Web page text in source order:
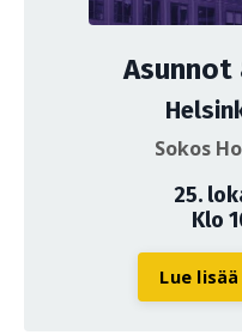
Sokos
25.
Klo
Lue